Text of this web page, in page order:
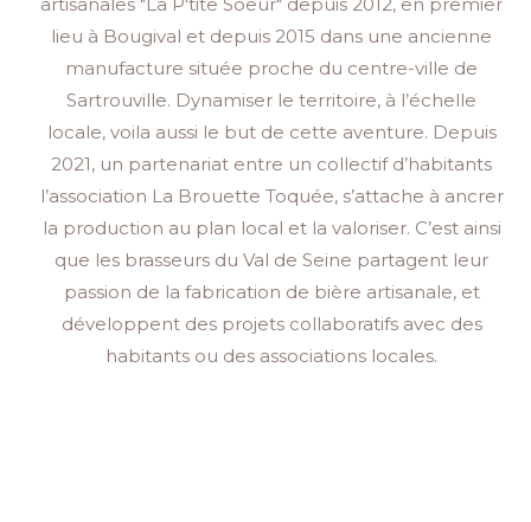
lieu à Bougival et depuis 2015 dans une ancienne
manufacture située proche du centre-ville de
Sartrouville. Dynamiser le territoire, à l’échelle
locale, voila aussi le but de cette aventure. Depuis
2021, un partenariat entre un collectif d’habitants
l’association La Brouette Toquée, s’attache à ancrer
la production au plan local et la valoriser. C’est ainsi
que les brasseurs du Val de Seine partagent leur
passion de la fabrication de bière artisanale, et
développent des projets collaboratifs avec des
habitants ou des associations locales.